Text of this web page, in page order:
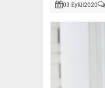
03 Eylül2020